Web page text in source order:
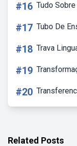
#16 Tudo
#17 Tubo De
#18 Trava
#19
#20
Related Posts